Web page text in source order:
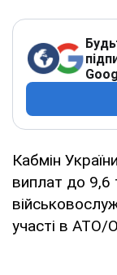
Кабмін
виплат до 9,6
участі в АТО/